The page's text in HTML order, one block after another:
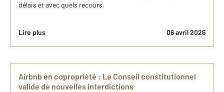
délais et avec quels recours.
Lire plus 06 avril 2026
Airbnb en copropriété : Le Conseil constitutionnel
valide de nouvelles interdictions